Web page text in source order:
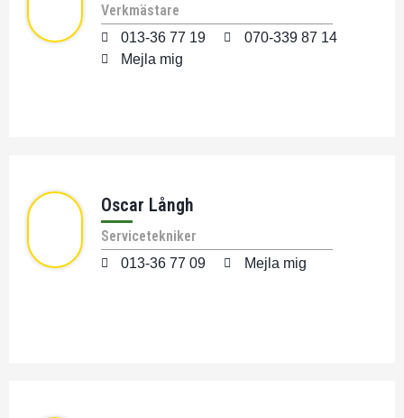
Verkmästare
013-36 77 19
070-339 87 14
Mejla mig
Oscar Långh
Servicetekniker
013-36 77 09 Mejla mig